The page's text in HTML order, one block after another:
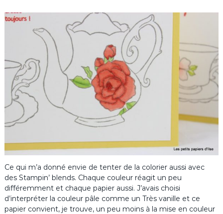
Ce qui m’a donné envie de tenter de la colorier aussi avec
des Stampin’ blends. Chaque couleur réagit un peu
différemment et chaque papier aussi. J’avais choisi
d’interpréter la couleur pâle comme un Très vanille et ce
papier convient, je trouve, un peu moins à la mise en couleur